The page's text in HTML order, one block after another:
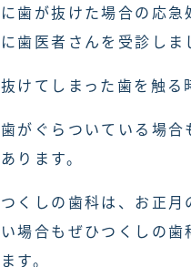
に歯が抜けた場合の応
に歯医者さんを受診しま
抜けてしまった歯を触る
歯がぐらついている場
あります。
つくしの歯科は、お正
い場合もぜひつくしの
ます。